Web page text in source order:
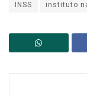
INSS
instituto